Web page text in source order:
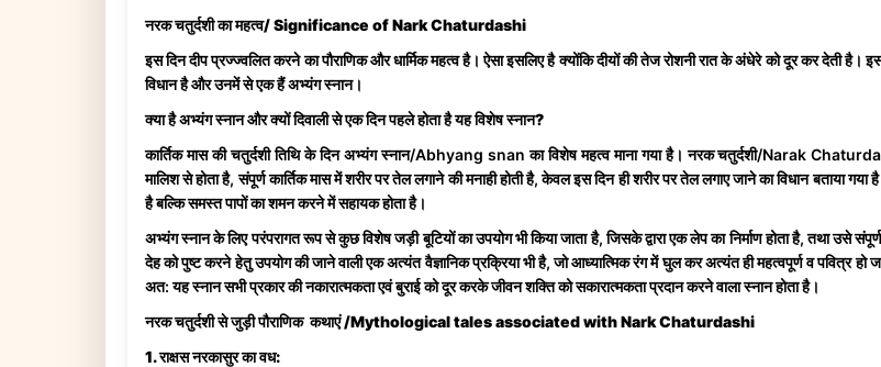
नरक चतुर्दशी का महत्व/ Significance of Nark Chaturdashi
इस दिन दीप प्रज्ज्वलित करने का पौराणिक और धार्मिक महत्व है। ऐसा इसलिए है क्योंकि दीयों की तेज रोशनी रात के अंधेरे को दूर कर देती
विधान है और उनमें से एक हैं अभ्यंग स्नान।
क्या है अभ्यंग स्नान और क्यों दिवाली से एक दिन पहले होता है यह विशेष स्नान?
कार्तिक मास की चतुर्दशी तिथि के दिन अभ्यंग स्नान/Abhyang snan का विशेष महत्व माना गया है। नरक चतुर्दशी/Narak
मालिश से होता है, संपूर्ण कार्तिक मास में शरीर पर तेल लगाने की मनाही होती है, केवल इस दिन ही शरीर पर तेल लगाए जाने का विधान बताया
है बल्कि समस्त पापों का शमन करने में सहायक होता है।
अभ्यंग स्नान के लिए परंपरागत रूप से कुछ विशेष जड़ी बूटियों का उपयोग भी किया जाता है, जिसके द्वारा एक लेप का निर्माण होता है, तथा उसे
देह को पुष्ट करने हेतु उपयोग की जाने वाली एक अत्यंत वैज्ञानिक प्रक्रिया भी है, जो आध्यात्मिक रंग में घुल कर अत्यंत ही महत्वपूर्ण व पवित्र
अत: यह स्नान सभी प्रकार की नकारात्मकता एवं बुराई को दूर करके जीवन शक्ति को सकारात्मकता प्रदान करने वाला स्नान होता है।
नरक चतुर्दशी से जुड़ी पौराणिक कथाएं /Mythological tales associated with Nark Chaturdashi
1. राक्षस नरकासुर का वध: